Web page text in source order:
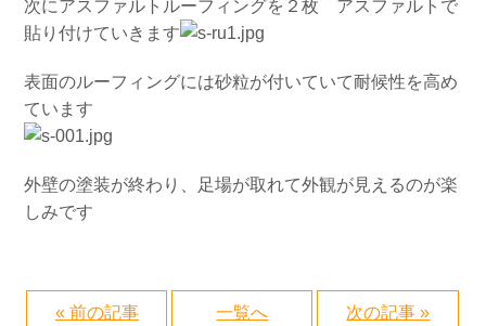
次にアスファルトルーフィングを２枚 アスファルトで
貼り付けていきます
表面のルーフィングには砂粒が付いていて耐候性を高め
ています
外壁の塗装が終わり、足場が取れて外観が見えるのが楽
しみです
« 前の記事 一覧へ 次の記事 »